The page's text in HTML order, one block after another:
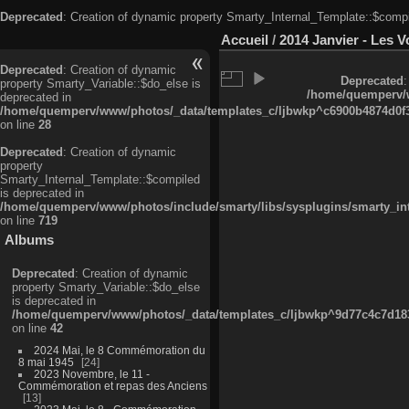
Deprecated: Creation of dynamic property
Deprecated: Creation of dynamic
property Smarty_Variable::$do_else is
deprecated in
/home/quemperv/www/photos/_data/templates_c/
on line 28
Deprecated: Creation of dynamic
property
Smarty_Internal_Template::$compiled
is deprecated in
/home/quemperv/www/photos/include/smarty/libs/sysplugins/
on line 719
Albums
Deprecated: Creation of dynamic
property Smarty_Variable::$do_else
is deprecated in
/home/quemperv/www/photos/_data/templates_c/
on line 42
2024 Mai, le 8 Commémoration du
8 mai 1945
24
2023 Novembre, le 11 -
Commémoration et repas des Anciens
13
Accueil / 2014 Janvier - Les
Deprecated
/home/